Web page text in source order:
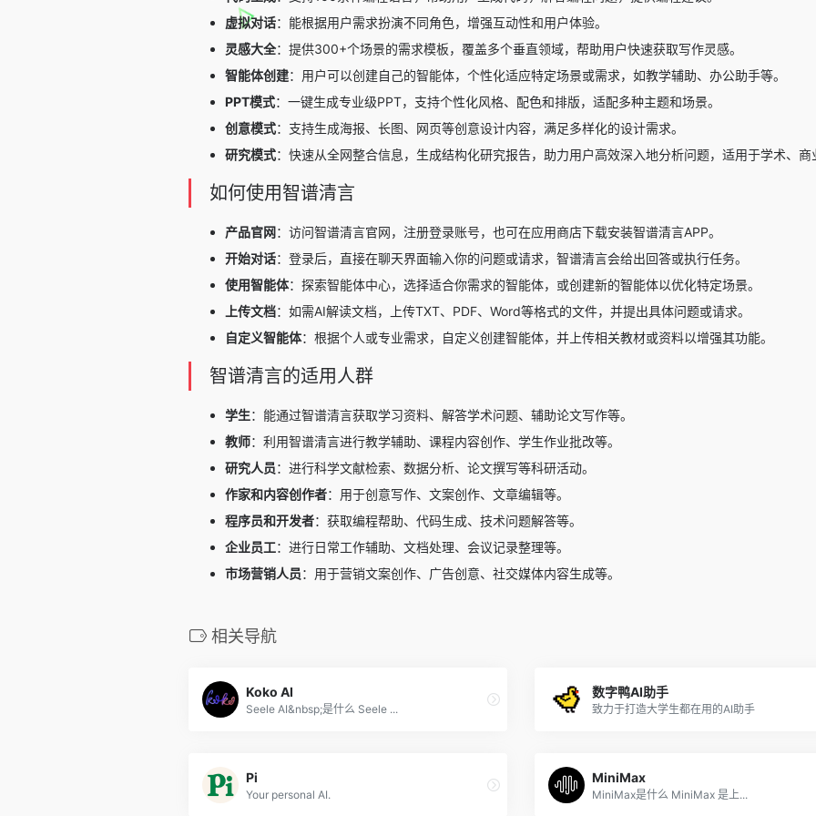
虚拟对话：能根据用户需求扮演不同角色，增强互动性和用户体验。
灵感大全：提供300+个场景的需求模板，覆盖多个垂直领域，帮助用户快速获取写作灵感。
智能体创建：用户可以创建自己的智能体，个性化适应特定场景或需求，如教学辅助、办公助手等。
PPT模式：一键生成专业级PPT，支持个性化风格、配色和排版，适配多种主题和场景。
创意模式：支持生成海报、长图、网页等创意设计内容，满足多样化的设计需求。
研究模式：快速从全网整合信息，生成结构化研究报告，助力用户高效深入地分析问题，适用于学术、商
如何使用智谱清言
产品官网：访问智谱清言官网，注册登录账号，也可在应用商店下载安装智谱清言APP。
开始对话：登录后，直接在聊天界面输入你的问题或请求，智谱清言会给出回答或执行任务。
使用智能体：探索智能体中心，选择适合你需求的智能体，或创建新的智能体以优化特定场景。
上传文档：如需AI解读文档，上传TXT、PDF、Word等格式的文件，并提出具体问题或请求。
自定义智能体：根据个人或专业需求，自定义创建智能体，并上传相关教材或资料以增强其功能。
智谱清言的适用人群
学生：能通过智谱清言获取学习资料、解答学术问题、辅助论文写作等。
教师：利用智谱清言进行教学辅助、课程内容创作、学生作业批改等。
研究人员：进行科学文献检索、数据分析、论文撰写等科研活动。
作家和内容创作者：用于创意写作、文案创作、文章编辑等。
程序员和开发者：获取编程帮助、代码生成、技术问题解答等。
企业员工：进行日常工作辅助、文档处理、会议记录整理等。
市场营销人员：用于营销文案创作、广告创意、社交媒体内容生成等。
相关导航
Koko AI
Seele AI&nbsp;是什么 Seele ...
数字鸭AI助手
致力于打造大学生都在用的AI助手
Pi
Your personal ΑΙ.
MiniMax
MiniMax是什么 MiniMax 是上...